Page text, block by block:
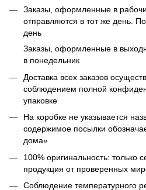
Заказы, оформленные в
отправляются в тот же день.
день
Заказы, оформленные в
в понедельник
Доставка всех заказов
соблюдением полной
упаковке
На коробке не указывается
содержимое посылки
дома»
100% оригинальность: только
продукция от проверенных
Соблюдение температурного